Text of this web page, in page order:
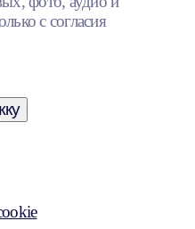
с согласия